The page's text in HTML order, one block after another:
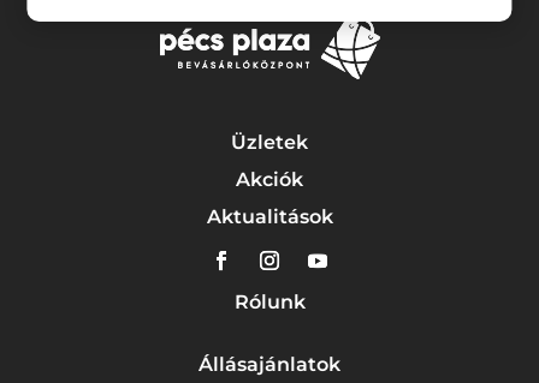
Üzletek
Akciók
Aktualitások
Rólunk
Állásajánlatok